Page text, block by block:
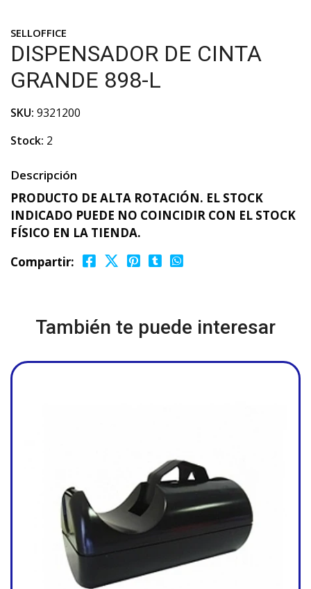
SELLOFFICE
DISPENSADOR DE CINTA
GRANDE 898-L
SKU: 9321200
Stock: 2
Descripción
PRODUCTO DE ALTA ROTACIÓN. EL STOCK
INDICADO PUEDE NO COINCIDIR CON EL STOCK
FÍSICO EN LA TIENDA.
Compartir:
También te puede interesar